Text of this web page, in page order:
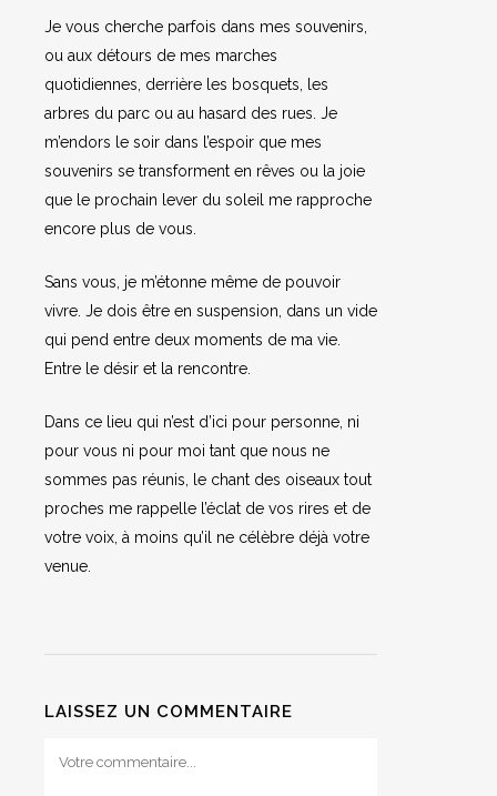
Je vous cherche parfois dans mes souvenirs,
ou aux détours de mes marches
quotidiennes, derrière les bosquets, les
arbres du parc ou au hasard des rues. Je
m’endors le soir dans l’espoir que mes
souvenirs se transforment en rêves ou la joie
que le prochain lever du soleil me rapproche
encore plus de vous.
Sans vous, je m’étonne même de pouvoir
vivre. Je dois être en suspension, dans un vide
qui pend entre deux moments de ma vie.
Entre le désir et la rencontre.
Dans ce lieu qui n’est d’ici pour personne, ni
pour vous ni pour moi tant que nous ne
sommes pas réunis, le chant des oiseaux tout
proches me rappelle l’éclat de vos rires et de
votre voix, à moins qu’il ne célèbre déjà votre
venue.
LAISSEZ UN COMMENTAIRE